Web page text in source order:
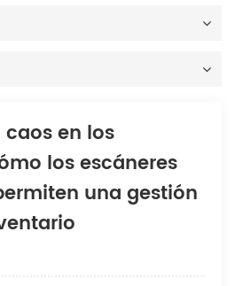
en los
los escáneres
una gestión